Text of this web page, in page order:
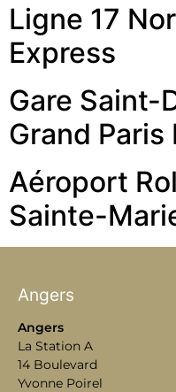
Ligne 17
Express
Gare Saint-
Grand Paris
Aéroport
Sainte-
Angers
Angers
La Station A
14 Boulevard
Yvonne Poirel